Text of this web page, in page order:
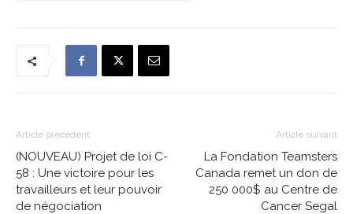
Article précédent
(NOUVEAU) Projet de loi C-
58 : Une victoire pour les
travailleurs et leur pouvoir
de négociation
Article suivant
La Fondation Teamsters
Canada remet un don de
250 000$ au Centre de
Cancer Segal